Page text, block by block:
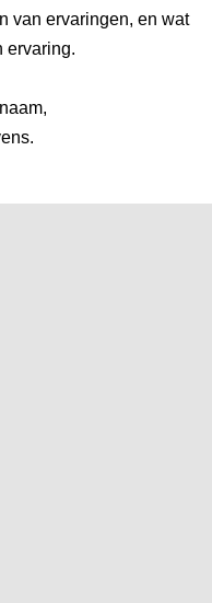
van ervaringen, en wat
ervaring.